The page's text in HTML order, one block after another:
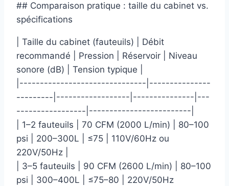
## Comparaison pratique : taille du cabinet vs.
spécifications
| Taille du cabinet (fauteuils) | Débit
recommandé | Pression | Réservoir | Niveau
sonore (dB) | Tension typique |
|-------------------------------|---------------
---------|------------------|---------------|---
-----------------|-------------------------|
| 1–2 fauteuils | 70 CFM (2000 L/min) | 80–100
psi | 200–300L | ≤75 | 110V/60Hz ou
220V/50Hz |
| 3–5 fauteuils | 90 CFM (2600 L/min) | 80–100
psi | 300–400L | ≤75–80 | 220V/50Hz